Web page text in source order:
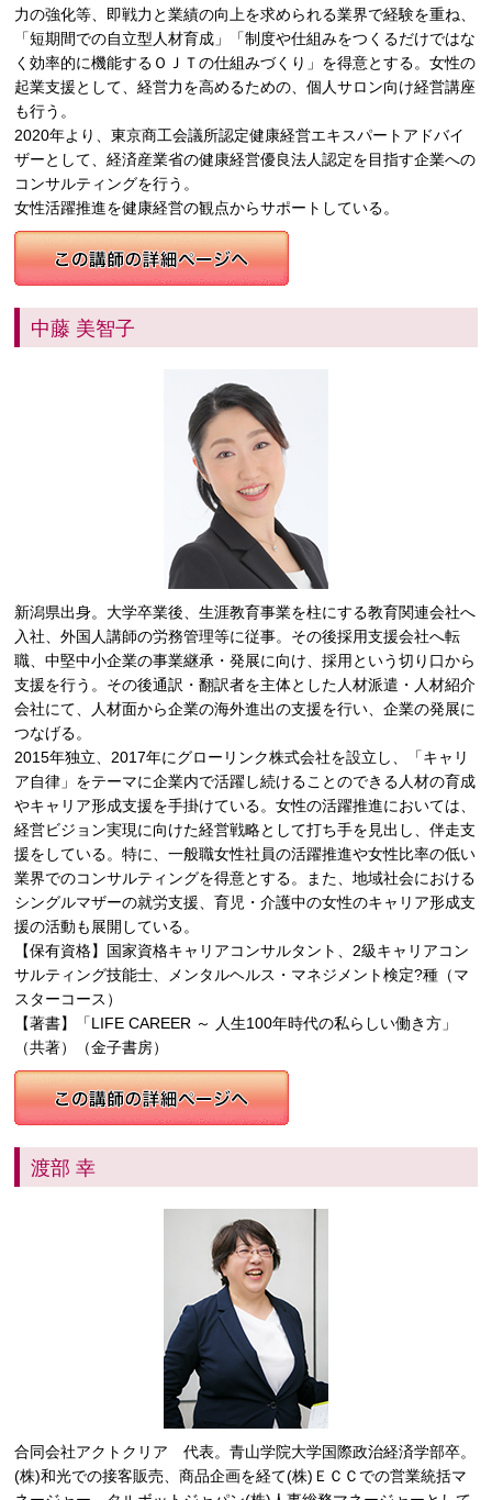
力の強化等、即戦力と業績の向上を求められる業界で経験を重ね、
「短期間での自立型人材育成」「制度や仕組みをつくるだけではな
く効率的に機能するＯＪＴの仕組みづくり」を得意とする。女性の
起業支援として、経営力を高めるための、個人サロン向け経営講座
も行う。
2020年より、東京商工会議所認定健康経営エキスパートアドバイ
ザーとして、経済産業省の健康経営優良法人認定を目指す企業への
コンサルティングを行う。
女性活躍推進を健康経営の観点からサポートしている。
中藤 美智子
新潟県出身。大学卒業後、生涯教育事業を柱にする教育関連会社へ
入社、外国人講師の労務管理等に従事。その後採用支援会社へ転
職、中堅中小企業の事業継承・発展に向け、採用という切り口から
支援を行う。その後通訳・翻訳者を主体とした人材派遣・人材紹介
会社にて、人材面から企業の海外進出の支援を行い、企業の発展に
つなげる。
2015年独立、2017年にグローリンク株式会社を設立し、「キャリ
ア自律」をテーマに企業内で活躍し続けることのできる人材の育成
やキャリア形成支援を手掛けている。女性の活躍推進においては、
経営ビジョン実現に向けた経営戦略として打ち手を見出し、伴走支
援をしている。特に、一般職女性社員の活躍推進や女性比率の低い
業界でのコンサルティングを得意とする。また、地域社会における
シングルマザーの就労支援、育児・介護中の女性のキャリア形成支
援の活動も展開している。
【保有資格】国家資格キャリアコンサルタント、2級キャリアコン
サルティング技能士、メンタルヘルス・マネジメント検定?種（マ
スターコース）
【著書】「LIFE CAREER ～ 人生100年時代の私らしい働き方」
（共著）（金子書房）
渡部 幸
合同会社アクトクリア 代表。青山学院大学国際政治経済学部卒。
(株)和光での接客販売、商品企画を経て(株)ＥＣＣでの営業統括マ